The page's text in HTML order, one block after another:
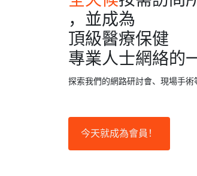
，並成為
頂級醫療保健
專業人士網絡的
探索我們的網路研討會、現場手術
今天就成為會員！